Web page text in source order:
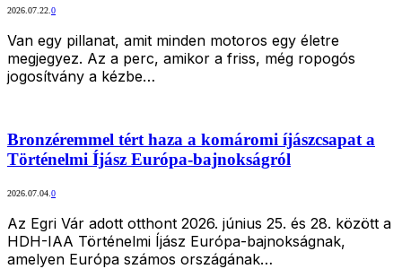
2026.07.22.0
Van egy pillanat, amit minden motoros egy életre
megjegyez. Az a perc, amikor a friss, még ropogós
jogosítvány a kézbe…
Bronzéremmel tért haza a komáromi íjászcsapat a
Történelmi Íjász Európa-bajnokságról
2026.07.04. 0
Az Egri Vár adott otthont 2026. június 25. és 28. között a
HDH-IAA Történelmi Íjász Európa-bajnokságnak,
amelyen Európa számos országának…